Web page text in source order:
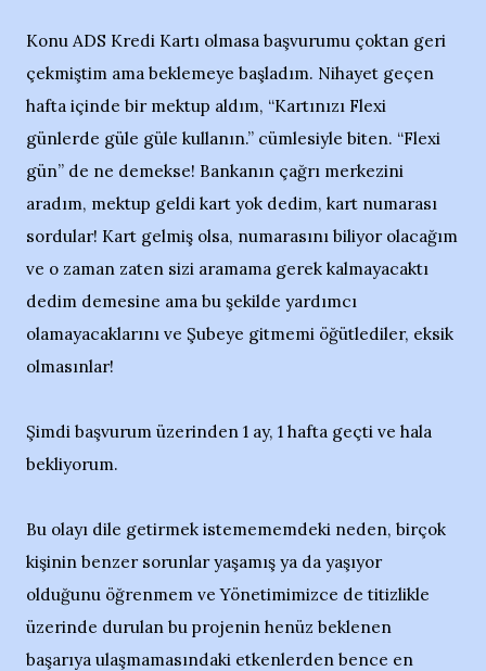
Konu ADS Kredi Kartı olmasa başvurumu çoktan geri
çekmiştim ama beklemeye başladım. Nihayet geçen
hafta içinde bir mektup aldım, “Kartınızı Flexi
günlerde güle güle kullanın.” cümlesiyle biten. “Flexi
gün” de ne demekse! Bankanın çağrı merkezini
aradım, mektup geldi kart yok dedim, kart numarası
sordular! Kart gelmiş olsa, numarasını biliyor olacağım
ve o zaman zaten sizi aramama gerek kalmayacaktı
dedim demesine ama bu şekilde yardımcı
olamayacaklarını ve Şubeye gitmemi öğütlediler, eksik
olmasınlar!
Şimdi başvurum üzerinden 1 ay, 1 hafta geçti ve hala
bekliyorum.
Bu olayı dile getirmek istemememdeki neden, birçok
kişinin benzer sorunlar yaşamış ya da yaşıyor
olduğunu öğrenmem ve Yönetimimizce de titizlikle
üzerinde durulan bu projenin henüz beklenen
başarıya ulaşmamasındaki etkenlerden bence en